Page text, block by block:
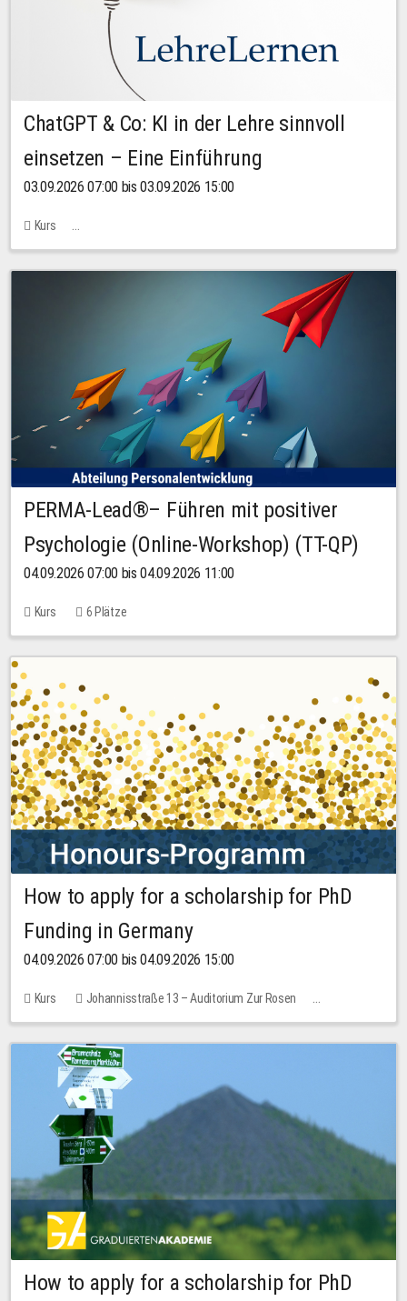
ChatGPT & Co: KI in der Lehre sinnvoll
einsetzen – Eine Einführung
03.09.2026 07:00 bis 03.09.2026 15:00
Kurs
Bachstraße 18k - SR 102 (Seminarraum Servicestelle LehreLernen)
PERMA-Lead®– Führen mit positiver
Psychologie (Online-Workshop) (TT-QP)
04.09.2026 07:00 bis 04.09.2026 11:00
Kurs 6 Plätze
How to apply for a scholarship for PhD
Funding in Germany
04.09.2026 07:00 bis 04.09.2026 15:00
Kurs
Johannisstraße 13 – Auditorium Zur Rosen
Keine freien Plätze
How to apply for a scholarship for PhD